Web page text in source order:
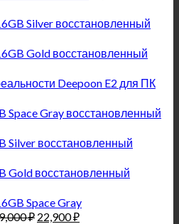
Silver восстановленный
Gold восстановленный
Deepoon E2 для ПК
Space Gray восстановленный
Silver восстановленный
Gold восстановленный
Space Gray
₽ 22,900₽